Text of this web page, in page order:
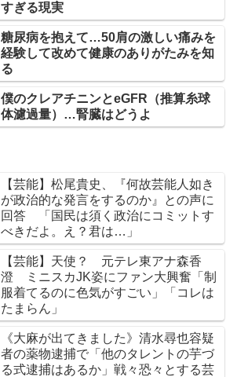
すぎる現実
糖尿病を抱えて…50肩の激しい痛みを
経験して改めて健康のありがたみを知
る
僕のクレアチニンとeGFR（推算糸球
体濾過量）…腎臓はどうよ
【芸能】松尾貴史、『何故芸能人如き
が政治的な発言をするのか』との声に
回答 「国民は須く政治にコミットす
べきだよ。え？君は…」
【芸能】天使？ 元テレ東アナ森香
澄 ミニスカJK姿にファン大興奮「制
服着てるのに色気がすごい」「コレは
たまらん」
《大麻が出てきました》清水尋也容疑
者の薬物逮捕で「他のタレントの芋づ
る式逮捕はあるか」戦々恐々とする芸